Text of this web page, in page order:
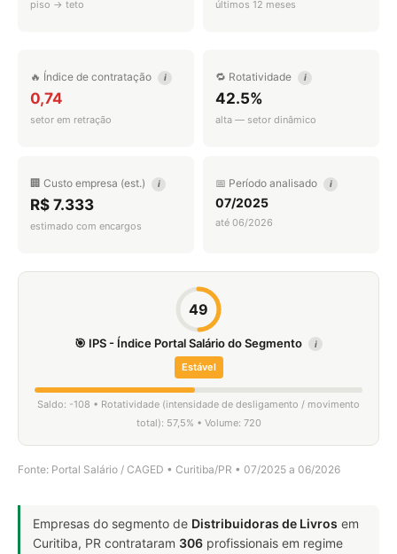
piso → teto últimos 12 meses
🔥 Índice de contratação i
0,74
setor em retração
🔁 Rotatividade i
42.5%
alta — setor dinâmico
🏢 Custo empresa (est.) i
R$ 7.333
estimado com encargos
📅 Período analisado i
07/2025
até 06/2026
49
🎯 IPS - Índice Portal Salário do Segmento i
Estável
Saldo: -108 • Rotatividade (intensidade de desligamento / movimento
total): 57,5% • Volume: 720
Fonte: Portal Salário / CAGED • Curitiba/PR • 07/2025 a 06/2026
Empresas do segmento de Distribuidoras de Livros em
Curitiba, PR contrataram 306 profissionais em regime